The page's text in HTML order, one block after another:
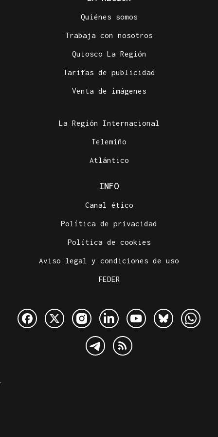
Quiénes somos
Trabaja con nosotros
Quiosco La Región
Tarifas de publicidad
Venta de imágenes
La Región Internacional
Telemiño
Atlántico
INFO
Canal ético
Política de privacidad
Política de cookies
Aviso legal y condiciones de uso
FEDER